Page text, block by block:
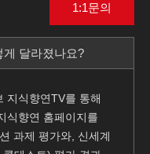
1:1문의
게 달라졌나요?
지식향연TV를 통해
식향연 홈페이지를
과제 평가와, 신세계